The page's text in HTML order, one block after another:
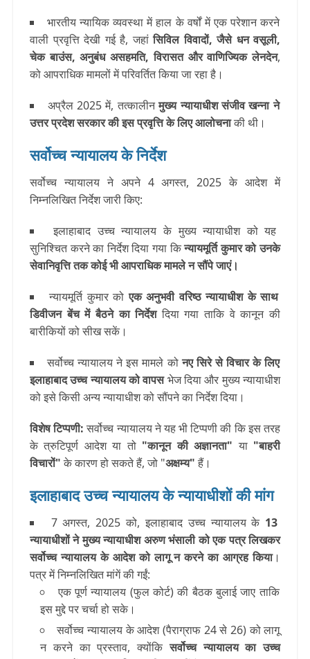
भारतीय न्यायिक व्यवस्था में हाल के वर्षों में एक परेशान करने
वाली प्रवृत्ति देखी गई है, जहांसिविल विवादों, जैसे धन वसूली,
चेक बाउंस, अनुबंध असहमति, विरासत और वाणिज्यिक लेनदेन,
को आपराधिक मामलों में परिवर्तित किया जा रहा है।
अप्रैल 2025 में, तत्कालीनमुख्य न्यायाधीश संजीव खन्ना ने
उत्तर प्रदेश सरकार की इस प्रवृत्ति के लिए आलोचनाकी थी।
सर्वोच्च न्यायालय के निर्देश
सर्वोच्च न्यायालय ने अपने 4 अगस्त, 2025 के आदेश में
निम्नलिखित निर्देश जारी किए:
इलाहाबाद उच्च न्यायालय के मुख्य न्यायाधीश को यह
सुनिश्चित करने का निर्देश दिया गया किन्यायमूर्ति कुमार को उनके
सेवानिवृत्ति तक कोई भी आपराधिक मामले न सौंपे जाएं।
न्यायमूर्ति कुमार कोएक अनुभवी वरिष्ठ न्यायाधीश के साथ
डिवीजन बेंच में बैठने का निर्देश दिया गया ताकि वे कानून की
बारीकियों को सीख सकें।
सर्वोच्च न्यायालय ने इस मामले कोनए सिरे से विचार के लिए
इलाहाबाद उच्च न्यायालय को वापसभेज दिया और मुख्य न्यायाधीश
को इसे किसी अन्य न्यायाधीश को सौंपने का निर्देश दिया।
विशेष टिप्पणी: सर्वोच्च न्यायालय ने यह भी टिप्पणी की कि इस तरह
के त्रुटिपूर्ण आदेश या तो "कानून की अज्ञानता" या "बाहरी
विचारों" के कारण हो सकते हैं, जो "अक्षम्य" हैं।
इलाहाबाद उच्च न्यायालय के न्यायाधीशों की मांग
7 अगस्त, 2025 को, इलाहाबाद उच्च न्यायालय के 13
न्यायाधीशों ने मुख्य न्यायाधीश अरुण भंसाली को एक पत्र लिखकर
सर्वोच्च न्यायालय के आदेश को लागू न करने का आग्रह किया।
पत्र में निम्नलिखित मांगें की गईं:
एक पूर्ण न्यायालय (फुल कोर्ट) की बैठक बुलाई जाए ताकि
इस मुद्दे पर चर्चा हो सके।
सर्वोच्च न्यायालय के आदेश (पैराग्राफ 24 से 26) को लागू
न करने का प्रस्ताव, क्योंकि सर्वोच्च न्यायालय का उच्च